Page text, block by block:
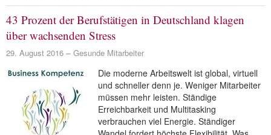
43 Prozent der Berufstätigen in Deutschland klagen
über wachsenden Stress
29. August 2016 Gesunde Mitarbeiter
Die moderne Arbeitswelt ist global, virtuell
und schneller denn je. Weniger Mitarbeiter
müssen mehr leisten. Ständige
Erreichbarkeit und Multitasking
verbrauchen viel Energie. Ständiger